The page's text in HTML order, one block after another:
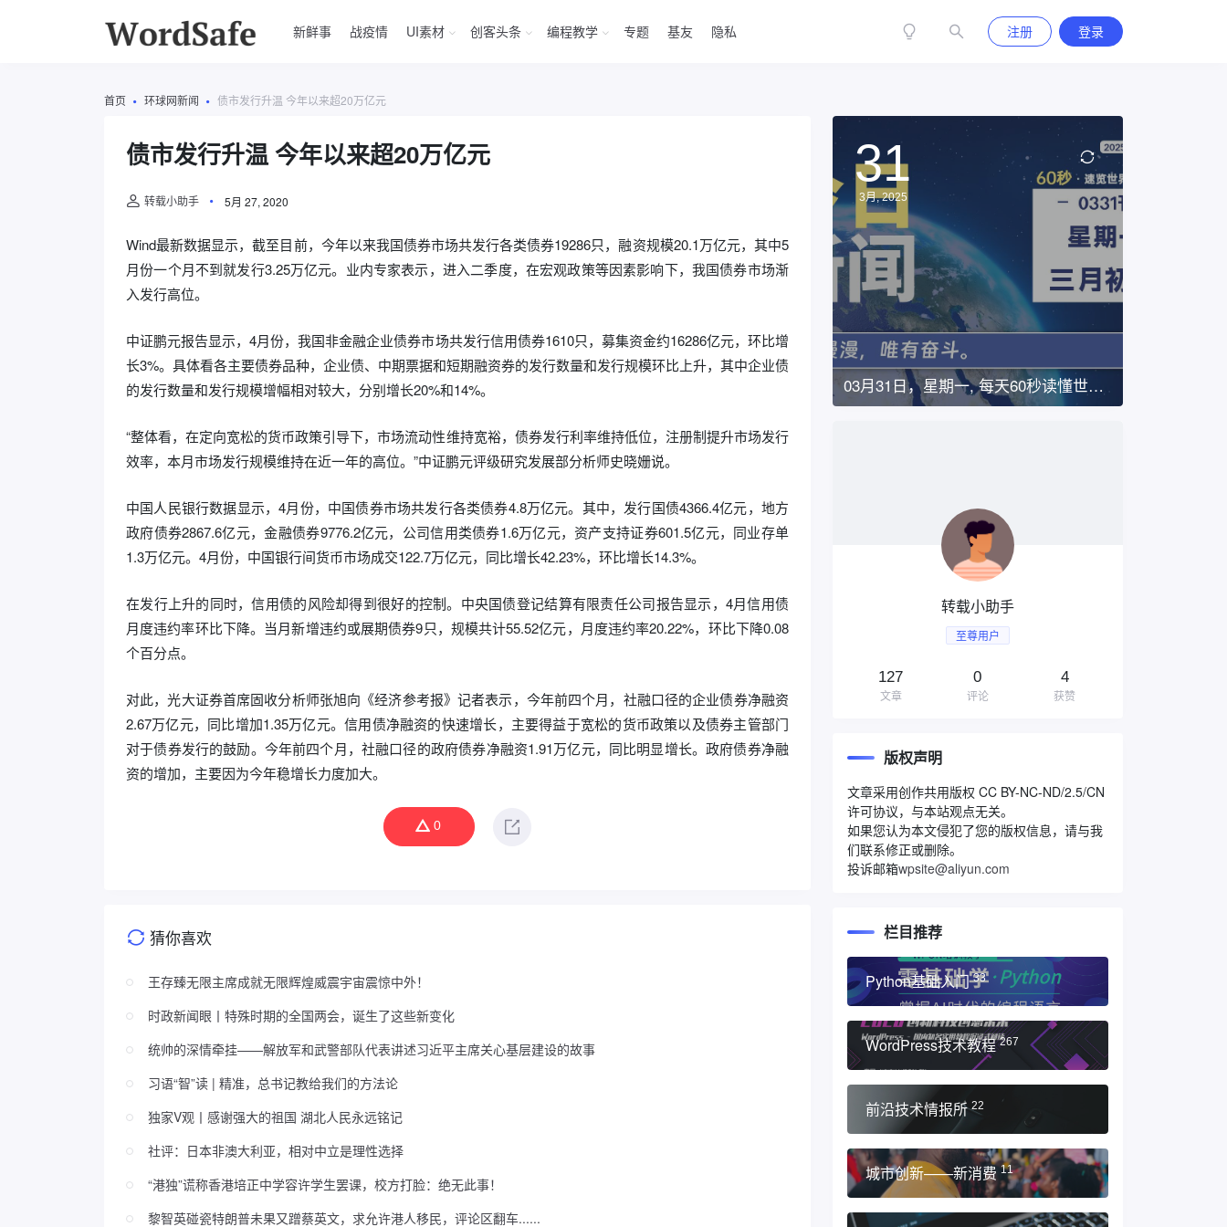
新鲜事 战疫情 UI素材 创客头条 编程教学 专题 基友 隐私 注册 登录
首页 环球网新闻 债市发行升温 今年以来超20万亿元
债市发行升温 今年以来超20万亿元
转载小助手 5月 27, 2020
Wind最新数据显示，截至目前，今年以来我国债券市场共发行各类债券19286只，融资规模20.1万亿元，其中5
月份一个月不到就发行3.25万亿元。业内专家表示，进入二季度，在宏观政策等因素影响下，我国债券市场渐
入发行高位。
中证鹏元报告显示，4月份，我国非金融企业债券市场共发行信用债券1610只，募集资金约16286亿元，环比增
长3%。具体看各主要债券品种，企业债、中期票据和短期融资券的发行数量和发行规模环比上升，其中企业债
的发行数量和发行规模增幅相对较大，分别增长20%和14%。
“整体看，在定向宽松的货币政策引导下，市场流动性维持宽裕，债券发行利率维持低位，注册制提升市场发行
效率，本月市场发行规模维持在近一年的高位。”中证鹏元评级研究发展部分析师史晓姗说。
中国人民银行数据显示，4月份，中国债券市场共发行各类债券4.8万亿元。其中，发行国债4366.4亿元，地方
政府债券2867.6亿元，金融债券9776.2亿元，公司信用类债券1.6万亿元，资产支持证券601.5亿元，同业存单
1.3万亿元。4月份，中国银行间货币市场成交122.7万亿元，同比增长42.23%，环比增长14.3%。
在发行上升的同时，信用债的风险却得到很好的控制。中央国债登记结算有限责任公司报告显示，4月信用债
月度违约率环比下降。当月新增违约或展期债券9只，规模共计55.52亿元，月度违约率20.22%，环比下降0.08
个百分点。
对此，光大证券首席固收分析师张旭向《经济参考报》记者表示，今年前四个月，社融口径的企业债券净融资
2.67万亿元，同比增加1.35万亿元。信用债净融资的快速增长，主要得益于宽松的货币政策以及债券主管部门
对于债券发行的鼓励。今年前四个月，社融口径的政府债券净融资1.91万亿元，同比明显增长。政府债券净融
资的增加，主要因为今年稳增长力度加大。
0
猜你喜欢
王存臻无限主席成就无限辉煌威震宇宙震惊中外！
时政新闻眼丨特殊时期的全国两会，诞生了这些新变化
统帅的深情牵挂——解放军和武警部队代表讲述习近平主席关心基层建设的故事
习语“智”读 | 精准，总书记教给我们的方法论
独家V观丨感谢强大的祖国 湖北人民永远铭记
社评：日本非澳大利亚，相对中立是理性选择
“港独”谎称香港培正中学容许学生罢课，校方打脸：绝无此事！
黎智英碰瓷特朗普未果又蹭蔡英文，求允许港人移民，评论区翻车......
31
3月, 2025
03月31日，星期一, 每天60秒读懂世
界！
转载小助手
至尊用户
127
文章
0
评论
4
获赞
版权声明
文章采用创作共用版权 CC BY-NC-ND/2.5/CN
许可协议，与本站观点无关。
如果您认为本文侵犯了您的版权信息，请与我
们联系修正或删除。
投诉邮箱wpsite@aliyun.com
栏目推荐
Python基础入门 33
WordPress技术教程 267
前沿技术情报所 22
城市创新——新消费 11